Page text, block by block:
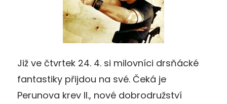
Již ve čtvrtek 24. 4. si milovníci drsňácké
fantastiky přijdou na své. Čeká je
Perunova krev II., nové dobrodružství